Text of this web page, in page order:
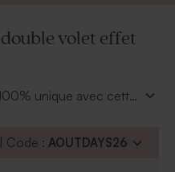
volet effet
unique avec cette
11x17 cm. Faire-part,
Code : AOUTDAYS26